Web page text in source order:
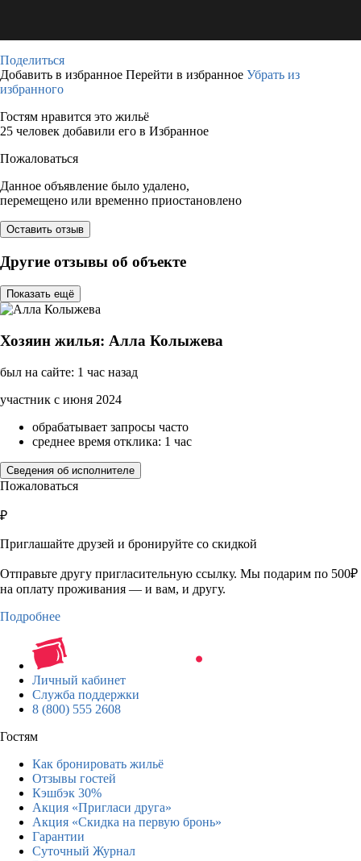
Поделиться
Добавить в избранное Перейти в избранное Убрать из
избранного
Гостям нравится это жильё
25 человек добавили его в Избранное
Пожаловаться
Данное объявление было удалено,
перемещено или временно приостановлено
Оставить отзыв
Другие отзывы об объекте
Показать ещё
Хозяин жилья: Алла Колыжева
был на сайте: 1 час назад
участник с июня 2024
обрабатывает запросы часто
среднее время отклика: 1 час
Сведения об исполнителе
Пожаловаться
₽
Приглашайте друзей и бронируйте со скидкой
Отправьте другу пригласительную ссылку. Мы подарим по 500₽
на оплату проживания — и вам, и другу.
Подробнее
Личный кабинет
Служба поддержки
8 (800) 555 2608
Гостям
Как бронировать жильё
Отзывы гостей
Кэшбэк 30%
Акция «Пригласи друга»
Акция «Скидка на первую бронь»
Гарантии
Суточный Журнал